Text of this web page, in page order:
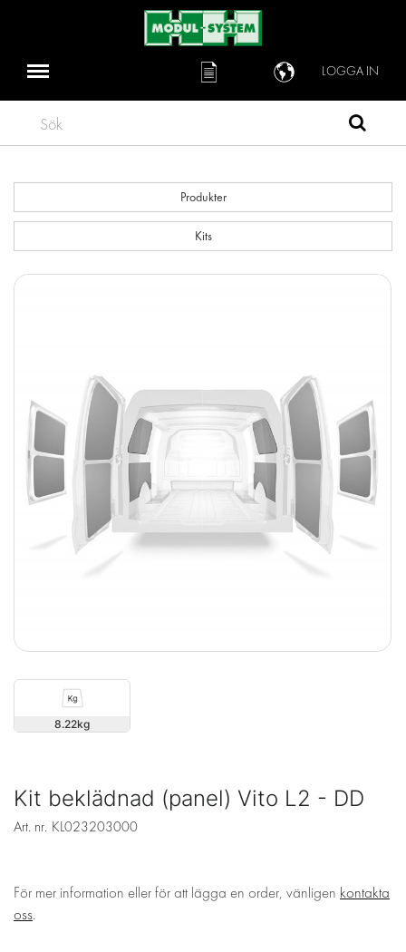
LOGGA IN
Sök
Produkter
Kits
8.22
Kit beklädnad (panel) Vito L2 - DD
Art. nr. KL023203000
För mer information eller för att lägga en order, vänligen kontakta
oss.